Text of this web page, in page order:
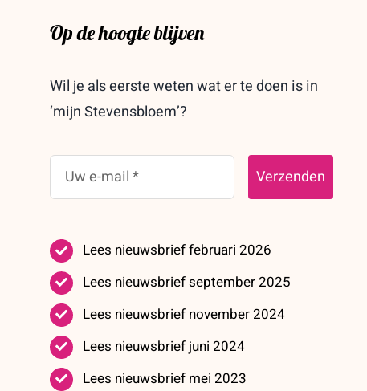
Op de hoogte blijven
Wil je als eerste weten wat er te doen is in
‘mijn Stevensbloem’?
Verzenden
Lees nieuwsbrief februari 2026
Lees nieuwsbrief september 2025
Lees nieuwsbrief november 2024
Lees nieuwsbrief juni 2024
Lees nieuwsbrief mei 2023